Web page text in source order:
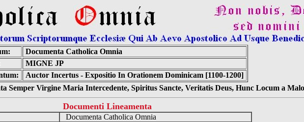
Documenta Catholica Omnia
MIGNE JP
Auctor Incertus - Expositio In Orationem Dominicam [1100-1200]
Semper Virgine Maria Intercedente, Spiritus Sancte, Veritatis Deus, Hunc Locum a
Documenti Lineamenta
Documenta Catholica Omnia